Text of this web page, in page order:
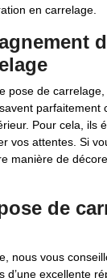
en carrelage.
pose de
parfaitement
Pour cela, ils
vos attentes. Si
manière de
de
nous vous
excellente